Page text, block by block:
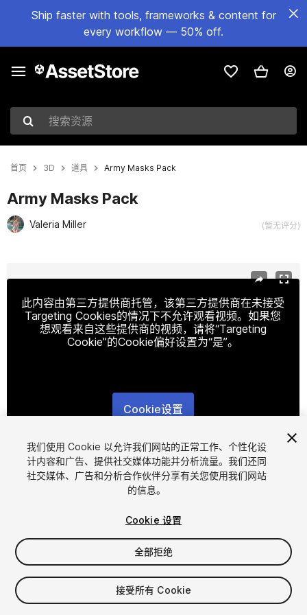
Ship faster with tools, frameworks & content for
every workflow — 50% off.
搜索资源
首页 3D 道具 Army Masks Pack
Army Masks Pack
Valeria Miller (暂无评分)
此内容由第三方提供商托管，该第三方提供商在未接受
Targeting Cookies的情况下不允许观看视频。如果您
想观看来自这些提供商的视频，请将“Targeting
Cookie”的Cookie偏好设置为“是”。
Cookie设置
1/25
$47
增值税将在结算时计算
我们使用 Cookie 以允许我们网站的正常工作、个性化设
计内容和广告、提供社交媒体功能并分析流量。我们还同
社交媒体、广告和分析合作伙伴分享有关您使用我们网站
的信息。
Cookie 设置
全部拒绝
接受所有 Cookie